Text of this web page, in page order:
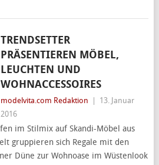
TRENDSETTER
PRÄSENTIEREN MÖBEL,
LEUCHTEN UND
WOHNACCESSOIRES
modelvita.com Redaktion
13. Januar
2016
im Stilmix auf Skandi-Möbel aus
gruppieren sich Regale mit den
Düne zur Wohnoase im Wüstenlook